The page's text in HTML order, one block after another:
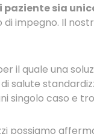
paziente sia
impegno. Il
il quale una
salute
caso e
possiamo